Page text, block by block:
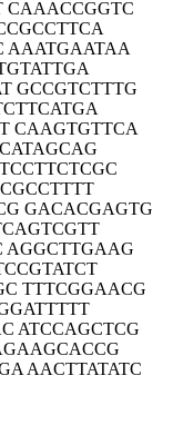
CAAACCGGTC
AAATGAATAA
GCCGTCTTTG
CAAGTGTTCA
GACACGAGTG
AGGCTTGAAG
TTTCGGAACG
ATCCAGCTCG
AACTTATATC